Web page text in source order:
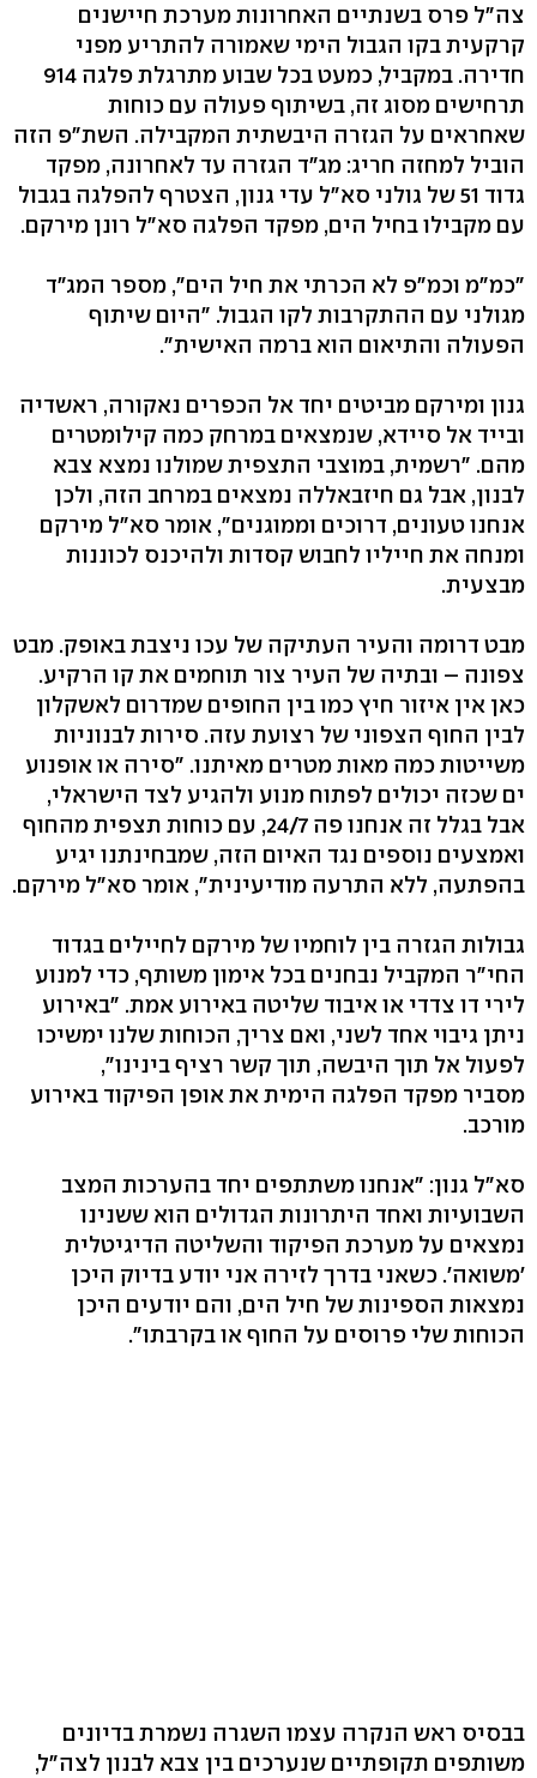
צה"ל פרס בשנתיים האחרונות מערכת חיישנים
קרקעית בקו הגבול הימי שאמורה להתריע מפני
חדירה. במקביל, כמעט בכל שבוע מתרגלת פלגה 914
תרחישים מסוג זה, בשיתוף פעולה עם כוחות
שאחראים על הגזרה היבשתית המקבילה. השת"פ הזה
הוביל למחזה חריג: מג"ד הגזרה עד לאחרונה, מפקד
גדוד 51 של גולני סא"ל עדי גנון, הצטרף להפלגה בגבול
עם מקבילו בחיל הים, מפקד הפלגה סא"ל רונן מירקם.
"כמ"מ וכמ"פ לא הכרתי את חיל הים", מספר המג"ד
מגולני עם ההתקרבות לקו הגבול. "היום שיתוף
הפעולה והתיאום הוא ברמה האישית".
גנון ומירקם מביטים יחד אל הכפרים נאקורה, ראשדיה
ובייד אל סיידא, שנמצאים במרחק כמה קילומטרים
מהם. "רשמית, במוצבי התצפית שמולנו נמצא צבא
לבנון, אבל גם חיזבאללה נמצאים במרחב הזה, ולכן
אנחנו טעונים, דרוכים וממוגנים", אומר סא"ל מירקם
ומנחה את חייליו לחבוש קסדות ולהיכנס לכוננות
מבצעית.
מבט דרומה והעיר העתיקה של עכו ניצבת באופק. מבט
צפונה – ובתיה של העיר צור תוחמים את קו הרקיע.
כאן אין איזור חיץ כמו בין החופים שמדרום לאשקלון
לבין החוף הצפוני של רצועת עזה. סירות לבנוניות
משייטות כמה מאות מטרים מאיתנו. "סירה או אופנוע
ים שכזה יכולים לפתוח מנוע ולהגיע לצד הישראלי,
אבל בגלל זה אנחנו פה 24/7, עם כוחות תצפית מהחוף
ואמצעים נוספים נגד האיום הזה, שמבחינתנו יגיע
בהפתעה, ללא התרעה מודיעינית", אומר סא"ל מירקם.
גבולות הגזרה בין לוחמיו של מירקם לחיילים בגדוד
החי"ר המקביל נבחנים בכל אימון משותף, כדי למנוע
לירי דו צדדי או איבוד שליטה באירוע אמת. "באירוע
ניתן גיבוי אחד לשני, ואם צריך, הכוחות שלנו ימשיכו
לפעול אל תוך היבשה, תוך קשר רציף בינינו",
מסביר מפקד הפלגה הימית את אופן הפיקוד באירוע
מורכב.
סא"ל גנון: "אנחנו משתתפים יחד בהערכות המצב
השבועיות ואחד היתרונות הגדולים הוא ששנינו
נמצאים על מערכת הפיקוד והשליטה הדיגיטלית
'משואה'. כשאני בדרך לזירה אני יודע בדיוק היכן
נמצאות הספינות של חיל הים, והם יודעים היכן
הכוחות שלי פרוסים על החוף או בקרבתו".
בבסיס ראש הנקרה עצמו השגרה נשמרת בדיונים
משותפים תקופתיים שנערכים בין צבא לבנון לצה"ל,